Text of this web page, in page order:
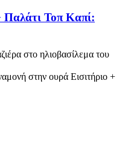
Παλάτι Τοπ Καπί:
στο ηλιοβασίλεμα του
στην ουρά Εισιτήριο +